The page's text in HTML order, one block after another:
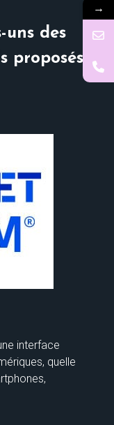
uns des
proposés
interface
quelle
→